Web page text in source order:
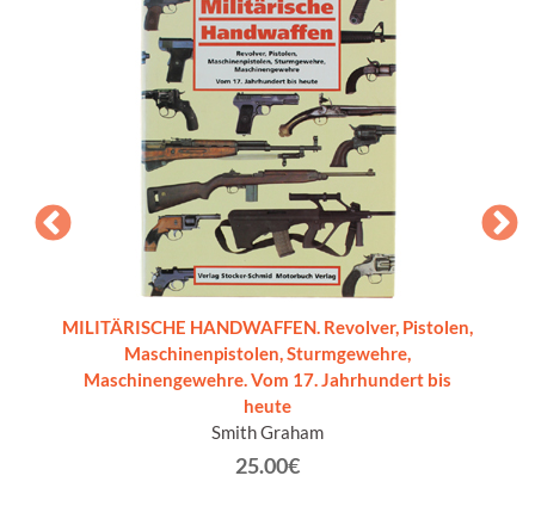
MILITÄRISCHE HANDWAFFEN. Revolver, Pistolen,
Maschinenpistolen, Sturmgewehre,
Maschinengewehre. Vom 17. Jahrhundert bis
heute
Smith Graham
25.00€